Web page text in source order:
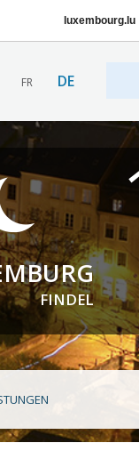
luxembourg.lu
FR DE
FINDEL